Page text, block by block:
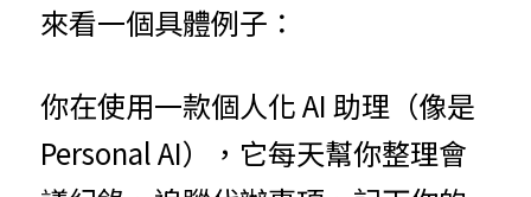
來看一個具體例子：
你在使用一款個人化 AI 助理（像是
Personal AI），它每天幫你整理會